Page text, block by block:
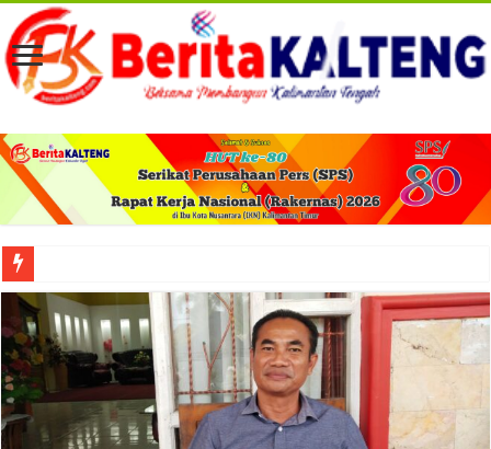
Viral! Selama Dua Bulan Lebih Siltap Serta Tunjangan Pemdes dan BPD di